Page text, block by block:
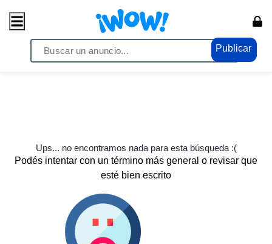
Publicar
Ups... no encontramos nada para esta búsqueda :(
Podés intentar con un término más general o revisar que
esté bien escrito